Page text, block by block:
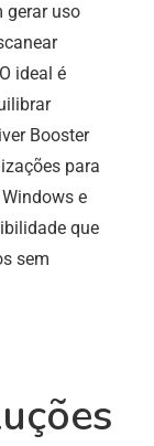
gerar uso
ideal é
Booster
para
e
que
sem